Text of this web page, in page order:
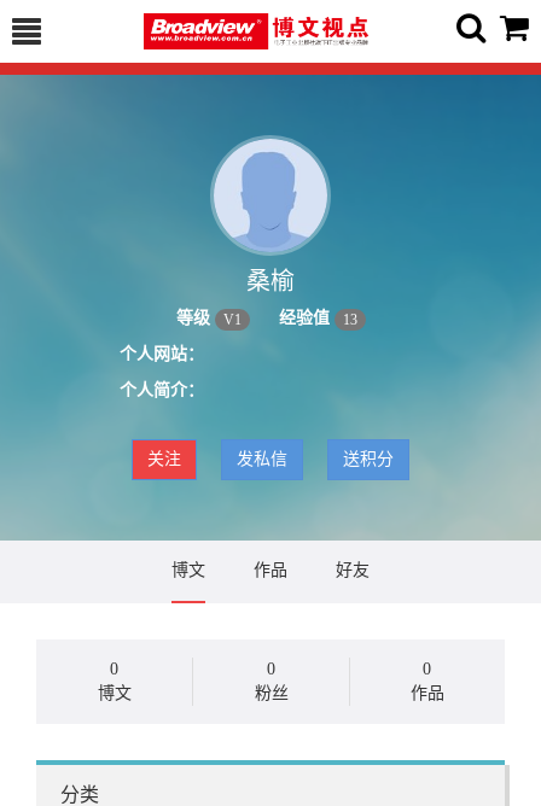
桑榆
等级 V1 经验值 13
个人网站：
个人简介：
关注 发私信 送积分
博文 作品 好友
0
博文
0
粉丝
0
作品
分类